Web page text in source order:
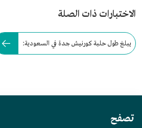
الاختبارات ذات الصلة
يبلغ طول حلبة كورنيش جدة في السعودية:
تصفح